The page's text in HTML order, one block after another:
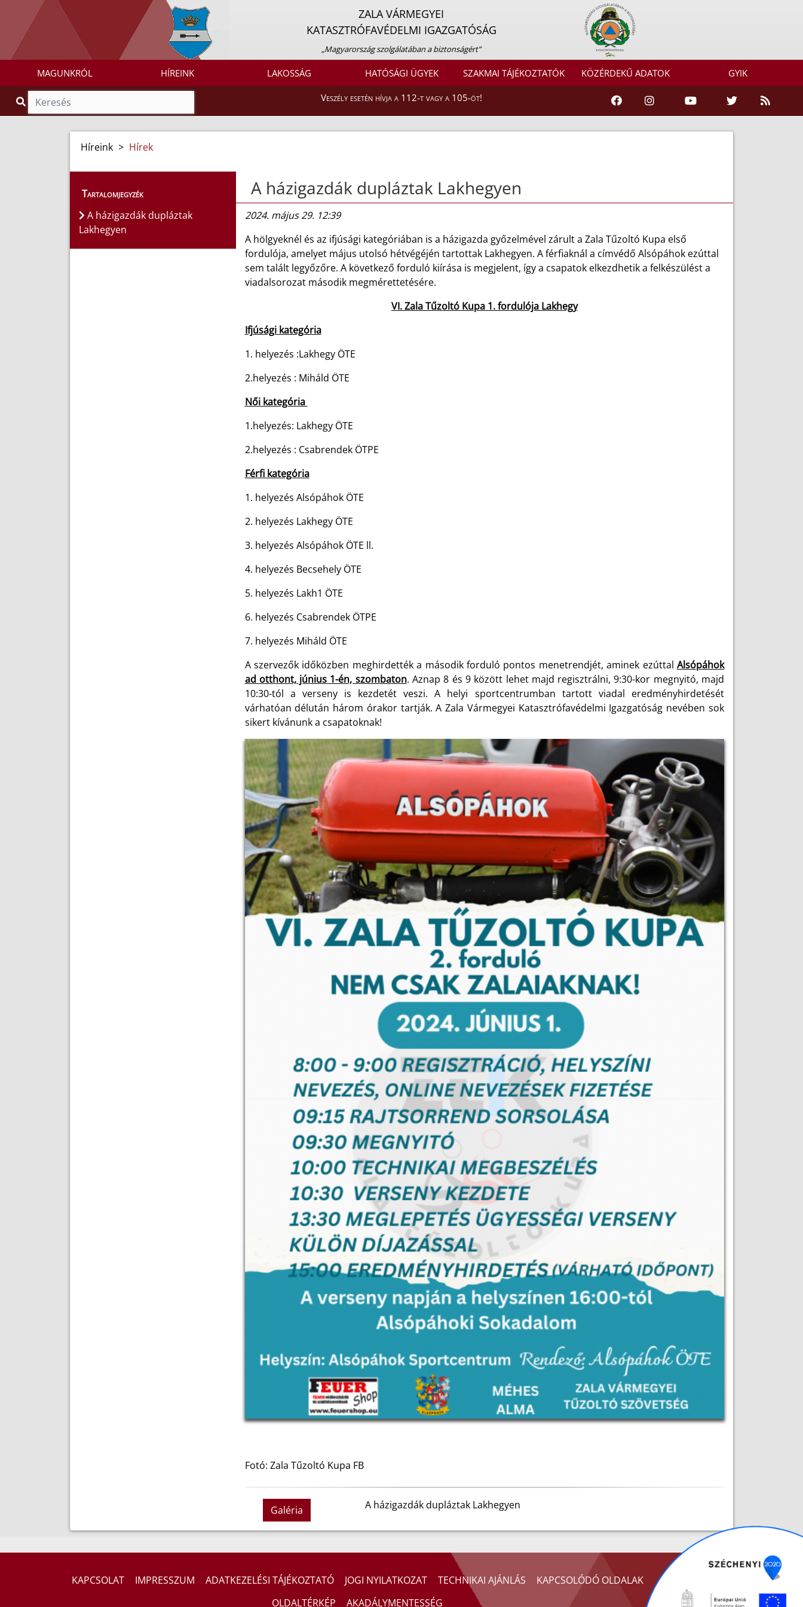
ZALA VÁRMEGYEI
KATASZTRÓFAVÉDELMI IGAZGATÓSÁG
„Magyarország szolgálatában a biztonságért”
MAGUNKRÓL HÍREINK LAKOSSÁG HATÓSÁGI ÜGYEK SZAKMAI TÁJÉKOZTATÓK KÖZÉRDEKŰ ADATOK GYIK
Veszély esetén hívja a 112-t vagy a 105-öt!
Híreink > Hírek
Tartalomjegyzék
A házigazdák dupláztak
Lakhegyen
A házigazdák dupláztak Lakhegyen
2024. május 29. 12:39
A hölgyeknél és az ifjúsági kategóriában is a házigazda győzelmével zárult a Zala Tűzoltó Kupa első
fordulója, amelyet május utolsó hétvégéjén tartottak Lakhegyen. A férfiaknál a címvédő Alsópáhok ezúttal
sem talált legyőzőre. A következő forduló kiírása is megjelent, így a csapatok elkezdhetik a felkészülést a
viadalsorozat második megmérettetésére.
VI. Zala Tűzoltó Kupa 1. fordulója Lakhegy
Ifjúsági kategória
1. helyezés :Lakhegy ÖTE
2.helyezés : Miháld ÖTE
Női kategória
1.helyezés: Lakhegy ÖTE
2.helyezés : Csabrendek ÖTPE
Férfi kategória
1. helyezés Alsópáhok ÖTE
2. helyezés Lakhegy ÖTE
3. helyezés Alsópáhok ÖTE ll.
4. helyezés Becsehely ÖTE
5. helyezés Lakh1 ÖTE
6. helyezés Csabrendek ÖTPE
7. helyezés Miháld ÖTE
A szervezők időközben meghirdették a második forduló pontos menetrendjét, aminek ezúttal Alsópáhok
ad otthont, június 1-én, szombaton. Aznap 8 és 9 között lehet majd regisztrálni, 9:30-kor megnyitó, majd
10:30-tól a verseny is kezdetét veszi. A helyi sportcentrumban tartott viadal eredményhirdetését
várhatóan délután három órakor tartják. A Zala Vármegyei Katasztrófavédelmi Igazgatóság nevében sok
sikert kívánunk a csapatoknak!
Fotó: Zala Tűzoltó Kupa FB
Galéria A házigazdák dupláztak Lakhegyen
KAPCSOLAT IMPRESSZUM ADATKEZELÉSI TÁJÉKOZTATÓ JOGI NYILATKOZAT TECHNIKAI AJÁNLÁS
KAPCSOLÓDÓ OLDALAK
OLDALTÉRKÉP
AKADÁLYMENTESSÉG